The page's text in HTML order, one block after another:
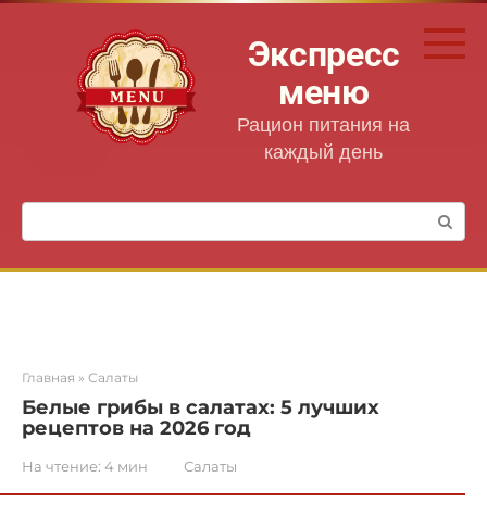
Перейти
Экспресс
меню
Рацион питания на
каждый день
Поиск:
Главная » Салаты
Белые грибы в салатах: 5 лучших
рецептов на 2026 год
На чтение: 4 мин Салаты